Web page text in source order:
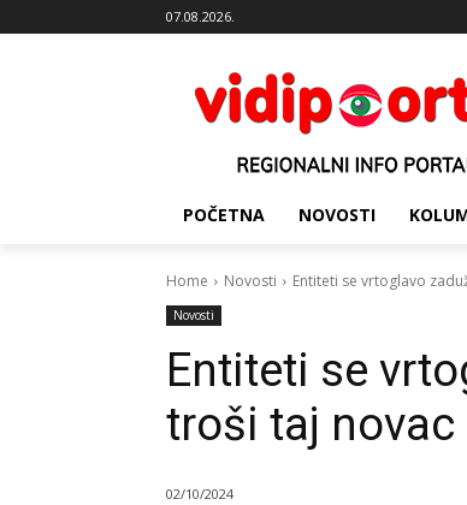
07.08.2026.
POČETNA NOVOSTI
Home Novosti Entiteti se vrtoglavo
Novosti
Entiteti se
troši taj
02/10/2024